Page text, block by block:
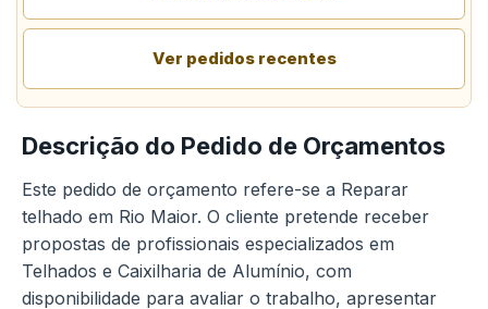
Ver pedidos recentes
Descrição do Pedido de Orçamentos
Este pedido de orçamento refere-se a Reparar
telhado em Rio Maior. O cliente pretende receber
propostas de profissionais especializados em
Telhados e Caixilharia de Alumínio, com
disponibilidade para avaliar o trabalho, apresentar